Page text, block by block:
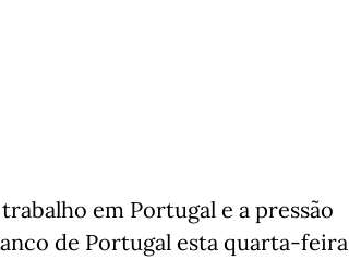
em Portugal e a pressão
de Portugal esta quarta-feira